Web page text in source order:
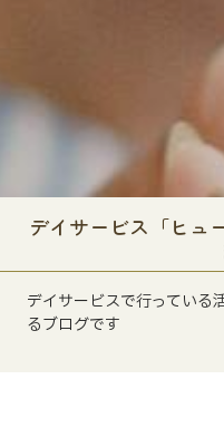
デイサービス「ヒュ
デイサービスで行っている
るブログです